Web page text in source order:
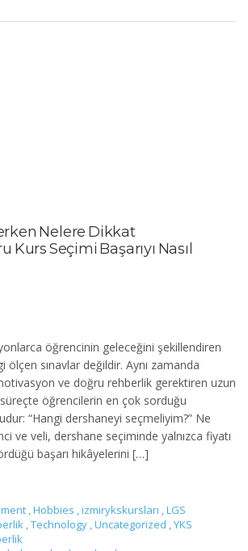
Nelere Dikkat
Seçimi Başarıyı Nasıl
öğrencinin geleceğini şekillendiren
ölçen sınavlar değildir. Aynı zamanda
ve doğru rehberlik gerektiren uzun
öğrencilerin en çok sorduğu
“Hangi dershaneyi seçmeliyim?” Ne
ve veli, dershane seçiminde yalnızca fiyatı
başarı hikâyelerini […]
,Hobbies ,izmirykskursları ,LGS
,Technology ,Uncategorized ,YKS